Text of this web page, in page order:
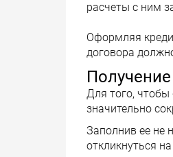
расчеты с ним
Оформляя
договора
Для того,
значительно
Заполнив ее не
откликнуться